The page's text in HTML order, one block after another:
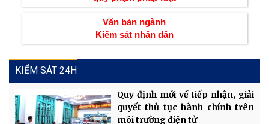
Văn bản ngành
Kiểm sát nhân dân
KIỂM SÁT 24H
Quy định mới về tiếp nhận, giải
quyết thủ tục hành chính trên
môi trường điện tử